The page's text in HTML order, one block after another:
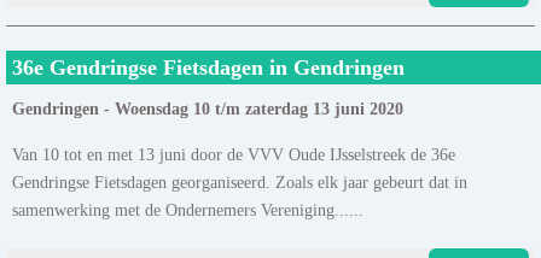
36e Gendringse Fietsdagen in Gendringen
Gendringen - Woensdag 10 t/m zaterdag 13 juni 2020
Van 10 tot en met 13 juni door de VVV Oude IJsselstreek de 36e
Gendringse Fietsdagen georganiseerd. Zoals elk jaar gebeurt dat in
samenwerking met de Ondernemers Vereniging......